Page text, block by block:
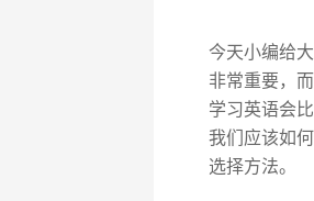
今天小编给
非常重要，
学习英语会
我们应该如
选择方法。